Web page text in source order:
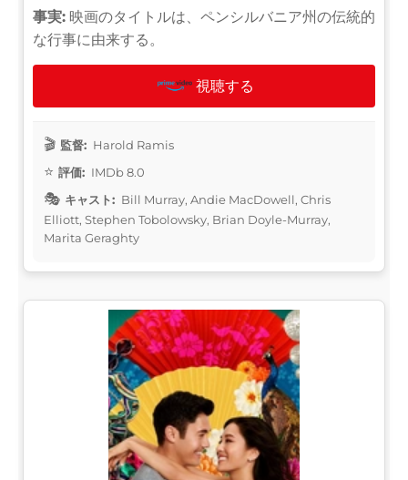
事実: 映画のタイトルは、ペンシルバニア州の伝統的
な行事に由来する。
視聴する
監督: Harold Ramis
評価: IMDb 8.0
キャスト: Bill Murray, Andie MacDowell, Chris
Elliott, Stephen Tobolowsky, Brian Doyle-Murray,
Marita Geraghty